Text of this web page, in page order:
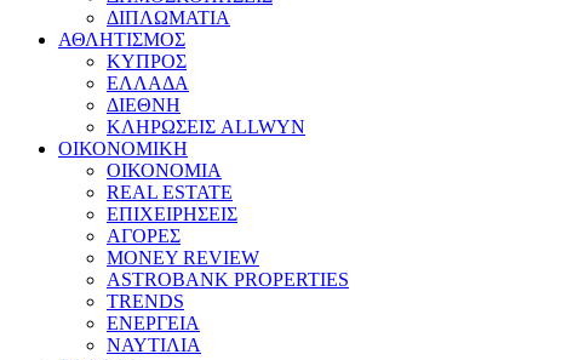
ΔΙΠΛΩΜΑΤΙΑ
ΑΘΛΗΤΙΣΜΟΣ
ΚΥΠΡΟΣ
ΕΛΛΑΔΑ
ΔΙΕΘΝΗ
ΚΛΗΡΩΣΕΙΣ ALLWYN
ΟΙΚΟΝΟΜΙΚΗ
ΟΙΚΟΝΟΜΙΑ
REAL ESTATE
ΕΠΙΧΕΙΡΗΣΕΙΣ
ΑΓΟΡΕΣ
MONEY REVIEW
ASTROBANK PROPERTIES
TRENDS
ΕΝΕΡΓΕΙΑ
ΝΑΥΤΙΛΙΑ